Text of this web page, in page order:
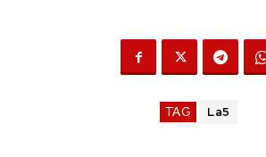
TAG La5